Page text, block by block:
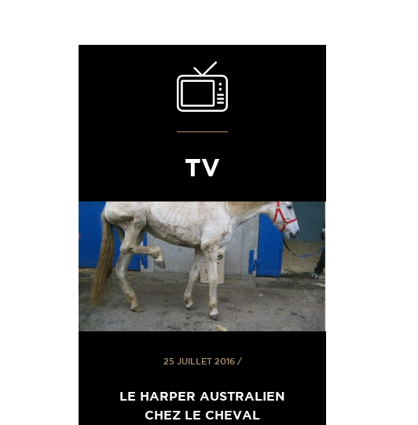
TV
25 JUILLET 2016/
LE HARPER AUSTRALIEN
CHEZ LE CHEVAL